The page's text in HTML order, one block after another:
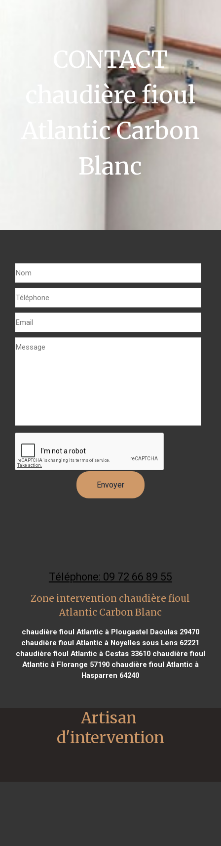
CONTACT
chaudière fioul
Atlantic Carbon
Blanc
Téléphone: 09 72 66 89 55
Zone intervention chaudière fioul
Atlantic Carbon Blanc
chaudière fioul Atlantic à Plougastel Daoulas 29470
chaudière fioul Atlantic à Noyelles sous Lens 62221
chaudière fioul Atlantic à Cestas 33610chaudière fioul
Atlantic à Florange 57190chaudière fioul Atlantic à
Hasparren 64240
Artisan
d'intervention